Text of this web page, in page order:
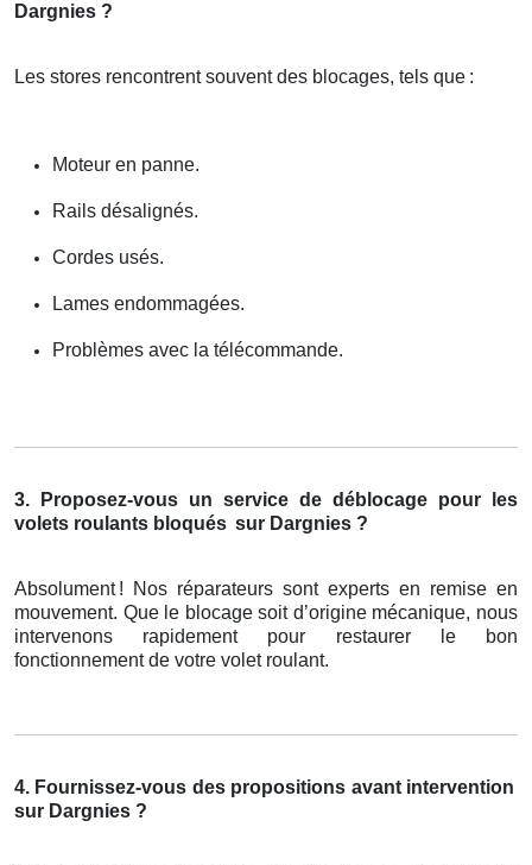
Dargnies ?
Les stores rencontrent souvent des blocages, tels que :
Moteur en panne.
Rails désalignés.
Cordes usés.
Lames endommagées.
Problèmes avec la télécommande.
3. Proposez-vous un service de déblocage pour les
volets roulants bloqués sur Dargnies ?
Absolument ! Nos réparateurs sont experts en remise en
mouvement. Que le blocage soit d’origine mécanique, nous
intervenons rapidement pour restaurer le bon
fonctionnement de votre volet roulant.
4. Fournissez-vous des propositions avant intervention
sur Dargnies ?